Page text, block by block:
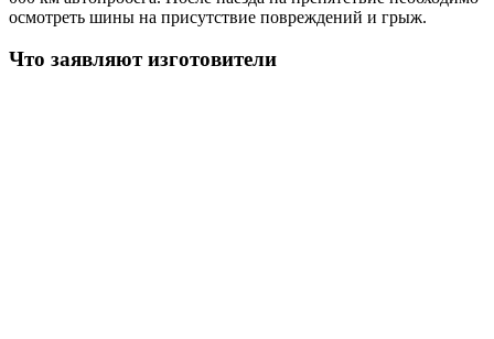
осмотреть шины на присутствие повреждений и грыж.
Что заявляют изготовители